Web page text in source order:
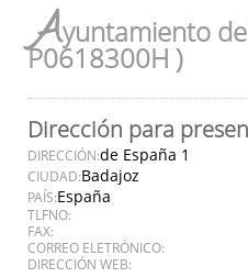
Ayuntamiento
P0618300H )
Dirección para
DIRECCIÓN:de España 1
CIUDAD:Badajoz
PAÍS:España
TLFNO:
FAX:
CORREO ELETRÓNICO:
DIRECCIÓN WEB: